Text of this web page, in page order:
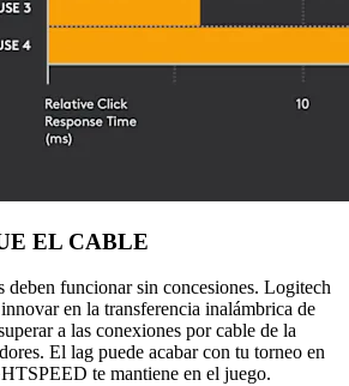
EL CABLE
deben funcionar sin concesiones. Logitech
en la transferencia inalámbrica de
a las conexiones por cable de la
El lag puede acabar con tu torneo en
te mantiene en el juego.